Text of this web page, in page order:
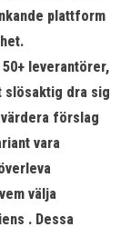
plattform
leverantörer,
slösaktig dra sig
förslag
vara
välja
. Dessa